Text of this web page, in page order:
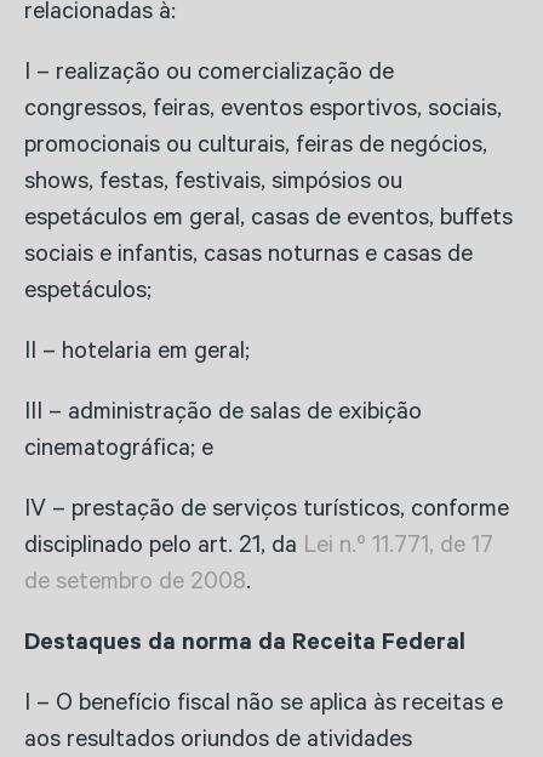
relacionadas à:
I – realização ou comercialização de
congressos, feiras, eventos esportivos, sociais,
promocionais ou culturais, feiras de negócios,
shows, festas, festivais, simpósios ou
espetáculos em geral, casas de eventos, buffets
sociais e infantis, casas noturnas e casas de
espetáculos;
II – hotelaria em geral;
III – administração de salas de exibição
cinematográfica; e
IV – prestação de serviços turísticos, conforme
disciplinado pelo art. 21, da Lei n.º 11.771, de 17
de setembro de 2008.
Destaques da norma da Receita Federal
I – O benefício fiscal não se aplica às receitas e
aos resultados oriundos de atividades